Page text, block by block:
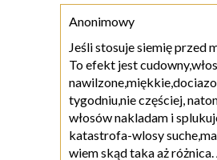
Anonimowy
Jeśli stosuje siemię przed
To efekt jest
tygodniu,nie częściej,
włosów nakladam i
katastrofa-wlosy
wiem skąd taka aż różnica.